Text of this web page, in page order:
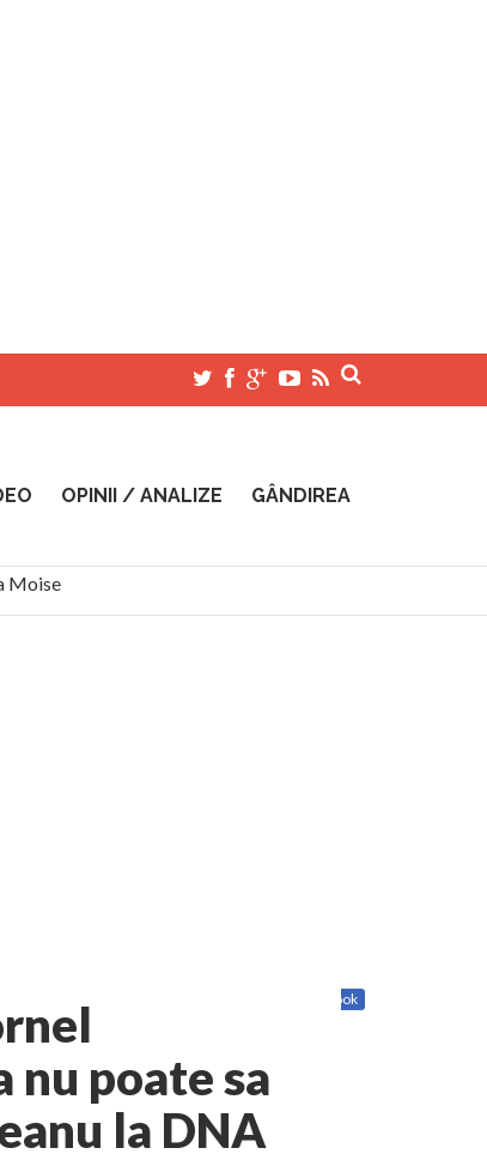
OPINII / ANALIZE GÂNDIREA
Moise
Facebook
nu poate sa
la DNA